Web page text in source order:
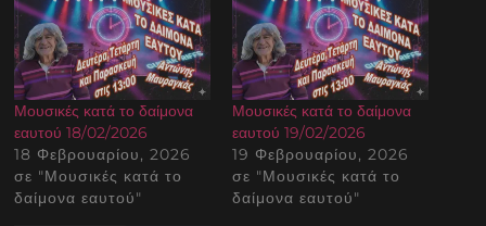
Μουσικές κατά το δαίμονα
εαυτού 18/02/2026
18 Φεβρουαρίου, 2026
σε "Μουσικές κατά το
δαίμονα εαυτού"
Μουσικές κατά το δαίμονα
εαυτού 19/02/2026
19 Φεβρουαρίου, 2026
σε "Μουσικές κατά το
δαίμονα εαυτού"